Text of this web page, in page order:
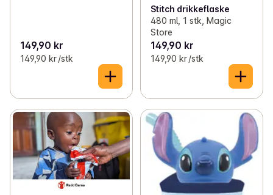
149,90 kr
149,90 kr /stk
Stitch drikkeflaske
480 ml, 1 stk, Magic
Store
149,90 kr
149,90 kr /stk